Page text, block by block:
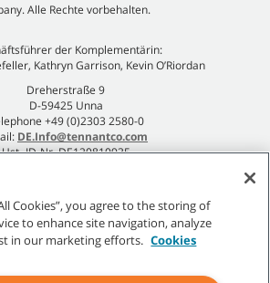
Alle Rechte vorbehalten.
der Komplementärin:
Kathryn Garrison, Kevin O’Riordan
Dreherstraße 9
D-59425 Unna
+49 (0)2303 2580-0
DE.Info@tennantco.com
Ust.-ID-Nr. DE120810935
Datenschutzrichtlinie
Cookies”, you agree to the storing of
to enhance site navigation, analyze
in our marketing efforts. Cookies